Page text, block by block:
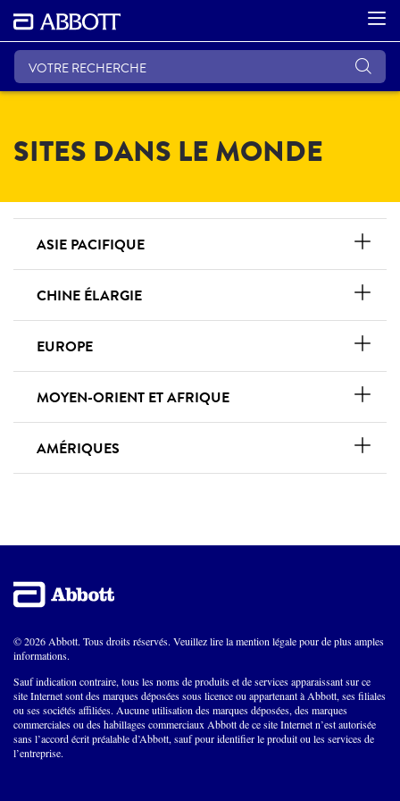
SITES DANS LE MONDE
ASIE PACIFIQUE
CHINE ÉLARGIE
EUROPE
MOYEN-ORIENT ET AFRIQUE
AMÉRIQUES
© 2026 Abbott. Tous droits réservés. Veuillez lire la mention légale pour de plus amples
informations.
Sauf indication contraire, tous les noms de produits et de services apparaissant sur ce
site Internet sont des marques déposées sous licence ou appartenant à Abbott, ses filiales
ou ses sociétés affiliées. Aucune utilisation des marques déposées, des marques
commerciales ou des habillages commerciaux Abbott de ce site Internet n’est autorisée
sans l’accord écrit préalable d’Abbott, sauf pour identifier le produit ou les services de
l’entreprise.